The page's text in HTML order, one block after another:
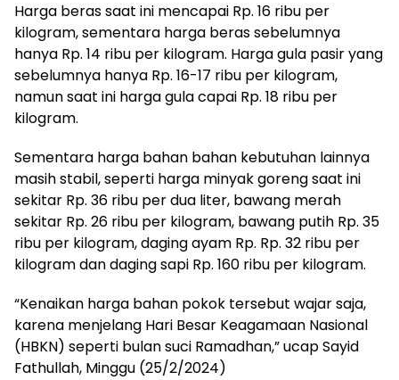
Harga beras saat ini mencapai Rp. 16 ribu per
kilogram, sementara harga beras sebelumnya
hanya Rp. 14 ribu per kilogram. Harga gula pasir yang
sebelumnya hanya Rp. 16-17 ribu per kilogram,
namun saat ini harga gula capai Rp. 18 ribu per
kilogram.
Sementara harga bahan bahan kebutuhan lainnya
masih stabil, seperti harga minyak goreng saat ini
sekitar Rp. 36 ribu per dua liter, bawang merah
sekitar Rp. 26 ribu per kilogram, bawang putih Rp. 35
ribu per kilogram, daging ayam Rp. Rp. 32 ribu per
kilogram dan daging sapi Rp. 160 ribu per kilogram.
“Kenaikan harga bahan pokok tersebut wajar saja,
karena menjelang Hari Besar Keagamaan Nasional
(HBKN) seperti bulan suci Ramadhan,” ucap Sayid
Fathullah, Minggu (25/2/2024)